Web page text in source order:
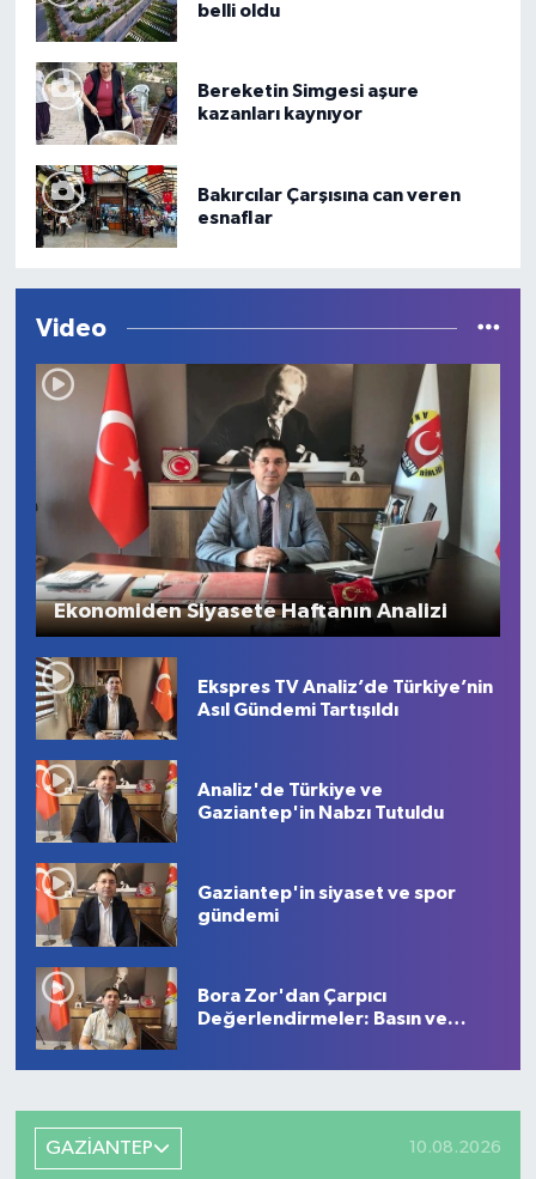
belli oldu
Bereketin Simgesi aşure
kazanları kaynıyor
Bakırcılar Çarşısına can veren
esnaflar
Video
Ekonomiden Siyasete Haftanın Analizi
Ekspres TV Analiz’de Türkiye’nin
Asıl Gündemi Tartışıldı
Analiz'de Türkiye ve
Gaziantep'in Nabzı Tutuldu
Gaziantep'in siyaset ve spor
gündemi
Bora Zor'dan Çarpıcı
Değerlendirmeler: Basın ve
GAZİANTEP 10.08.2026